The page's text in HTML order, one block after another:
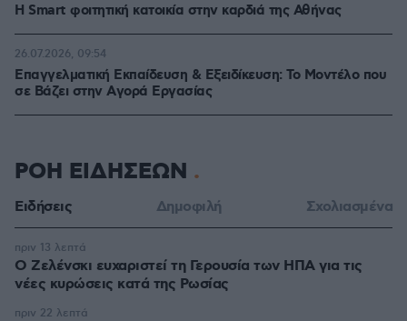
Η Smart φοιτητική κατοικία στην καρδιά της Αθήνας
Επαγγελματική Εκπαίδευση & Εξειδίκευση: Το Mοντέλο που
σε Bάζει στην Aγορά Eργασίας
26.07.2026, 09:54
ΡΟΗ ΕΙΔΗΣΕΩΝ
Ειδήσεις Δημοφιλή Σχολιασμένα
Ο Ζελένσκι ευχαριστεί τη Γερουσία των ΗΠΑ για τις
νέες κυρώσεις κατά της Ρωσίας
πριν 13 λεπτά
πριν 22 λεπτά